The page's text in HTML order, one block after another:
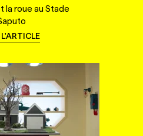
la roue au Stade
L'ARTICLE